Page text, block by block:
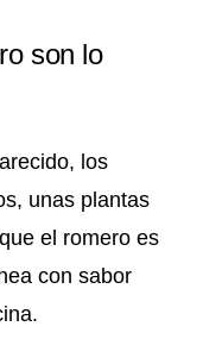
son lo
los
unas plantas
el romero es
con sabor